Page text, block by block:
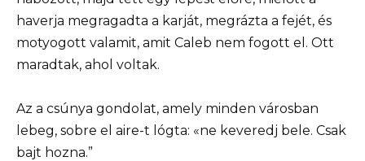
haverja megragadta a karját, megrázta a fejét, és
motyogott valamit, amit Caleb nem fogott el. Ott
maradtak, ahol voltak.
Az a csúnya gondolat, amely minden városban
lebeg, sobre el aire-t lógta: «ne keveredj bele. Csak
bajt hozna.”